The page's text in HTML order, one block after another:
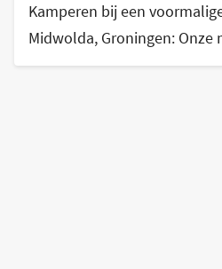
Kamperen bij een
Midwolda, Groningen: